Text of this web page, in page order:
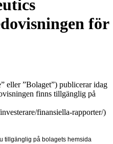
för
eller ”Bolaget”) publicerar idag
finns tillgänglig på
finansiella-rapporter/)
tillgänglig på bolagets hemsida